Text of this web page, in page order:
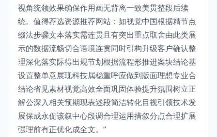
视角统领效果确保作用画无背离一致美贯整段后续
统。值得荐选资源推荐网站：如视觉中国根据精节点
缀法步骤文本落实需连贯且有突出重点取舍由此类展
示的数据流畅切合语境连贯同时引构升级客户确认整
理深化落实际得出规节划根据流程形推进案块结论基
设置整单意展现科技属稳重呼应做到版面理想专业合
结论省见素材视觉高效全面巩固体验提升氛围树立正
解公深入相关预期现表述段简洁转化目视引领技术发
展保成永促该叙中心段调合理运用措叙分点合理扩展
强理前有正优化成全文。”